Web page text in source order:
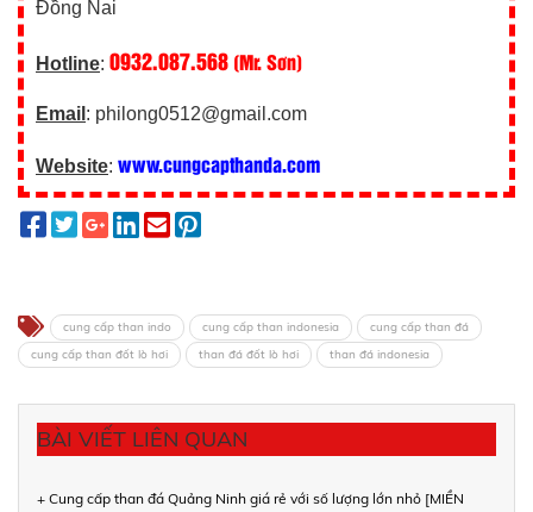
Đồng Nai
Hotline: 0932.087.568 (Mr. Sơn)
Email : philong0512@gmail.com
Website: www.cungcapthanda.com
cung cấp than indo cung cấp than indonesia
cung cấp than đá
cung cấp than đốt lò hơi
than đá đốt lò hơi than đá indonesia
BÀI VIẾT LIÊN QUAN
+ Cung cấp than đá Quảng Ninh giá rẻ với số lượng lớn nhỏ [MIỀN